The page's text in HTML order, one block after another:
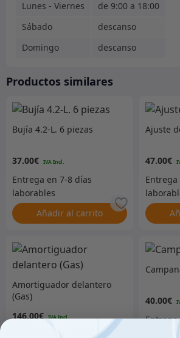
Lunes - Viernes
de 9:00 a 18:00
Sábado
descanso
Domingo
descanso
Productos similares
Bujía 4.2-L. 6 piezas
37.00€
Añadir al carrito
Ajuste
47.00€
Amortiguador delantero
(Gas)
146.00€
40.00€